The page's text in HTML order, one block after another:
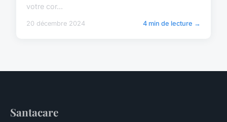
votre cor...
20 décembre 2024 4 min de lecture →
Santacare